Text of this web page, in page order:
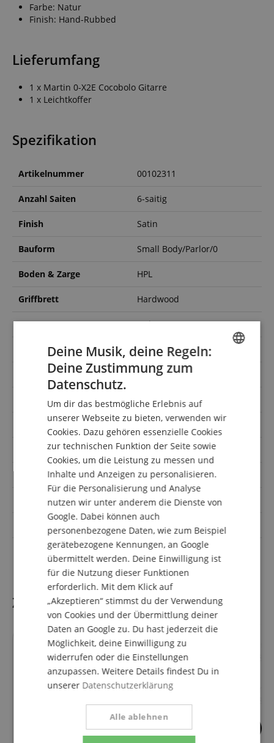
Farbe: Natur
Finish: Hand-Rubbed
Lieferumfang
1 x Martin 0-X2E Cocobolo Gitarre
1 x Leichtkoffer
Spezifikation
Artikelnummer 00102311
Anzahl Saiten 6-saitig
Finish Satin
Bauform Small Body/Parlor/0
Boden & Zarge HPL
Griffbrett Hardwood
Cutaway Nein
Natur
Decke massiv Ja
Hartholz
Elektronik Ja
Orientierung Rechtshändig
inkl Tasche / Koffer Leichtkoffer
Fichte
Boden & Zarge massiv Nein
Sattelbreite (ca) 45 mm
Zubehör
7
FRENCH
ITALIAN
SPANISH
Deine Musik, deine Regeln:
Deine Zustimmung zum
Datenschutz.
Um dir das bestmögliche Erlebnis auf
unserer Webseite zu bieten, verwenden wir
Cookies. Dazu gehören essenzielle Cookies
zur technischen Funktion der Seite sowie
Cookies, um die Leistung zu messen und
Inhalte und Anzeigen zu personalisieren.
Für die Personalisierung und Analyse
nutzen wir unter anderem die Dienste von
Google. Dabei können auch
personenbezogene Daten, wie zum Beispiel
gerätebezogene Kennungen, an Google
übermittelt werden. Deine Einwilligung ist
für die Nutzung dieser Funktionen
erforderlich. Mit dem Klick auf
„Akzeptieren“ stimmst du der Verwendung
von Cookies und der Übermittlung deiner
Daten an Google zu. Du hast jederzeit die
Möglichkeit, deine Einwilligung zu
widerrufen oder die Einstellungen
anzupassen. Weitere Details findest Du in
unserer Datenschutzerklärung
Alle ablehnen